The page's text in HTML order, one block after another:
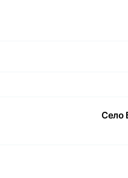
Село